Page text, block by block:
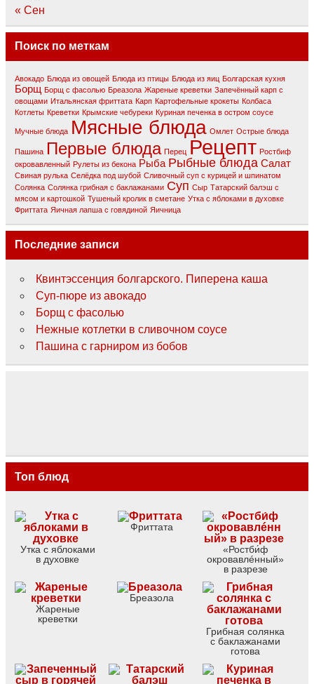
« Сен
Поиск по меткам
Авокадо Блюда из овощей Блюда из птицы Блюда из яиц Болгарская кухня
Борщ Борщ с фасолью Бреазола Жареные креветки Запечённый карп с
овощами Итальянская фриттата Карп Картофельные крокеты Колбаса
Котлеты Креветки Крымские чебуреки Куриная печенка в остром соусе
Мучные блюда Мясные блюда Омлет Острые блюда
Пашина Первые блюда Перец Рецепт Ростбиф
окровавлeнный Рулеты из бекона Рыба Рыбные блюда Салат
Свиная рулька Селёдка под шубой Сливочный суп с курицей и шпинатом
Солянка Солянка грибная с баклажанами Суп Сыр Татарский балэш с
мясом и картошкой Тушеный кролик в сметане Утка с яблоками в духовке
Фриттата Яичная лапша с говядиной Яичница
Последние записи
Квинтэссенция болгарского. Пиперена каша
Суп-пюре из авокадо
Борщ с фасолью
Нежные котлетки в сливочном соусе
Пашина с гарниром из бобов
Топ блюд
Утка с яблоками
в духовке
Фриттата
«Ростби́ф
окровавлéнный»
в разрезе
Жареные
креветки
Бреазола
Грибная солянка
с баклажанами
готова